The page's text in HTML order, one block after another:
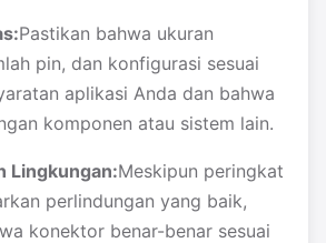
Pastikan bahwa ukuran
pin, dan konfigurasi sesuai
aplikasi Anda dan bahwa
komponen atau sistem lain.
Lingkungan:Meskipun peringkat
perlindungan yang baik,
konektor benar-benar sesuai